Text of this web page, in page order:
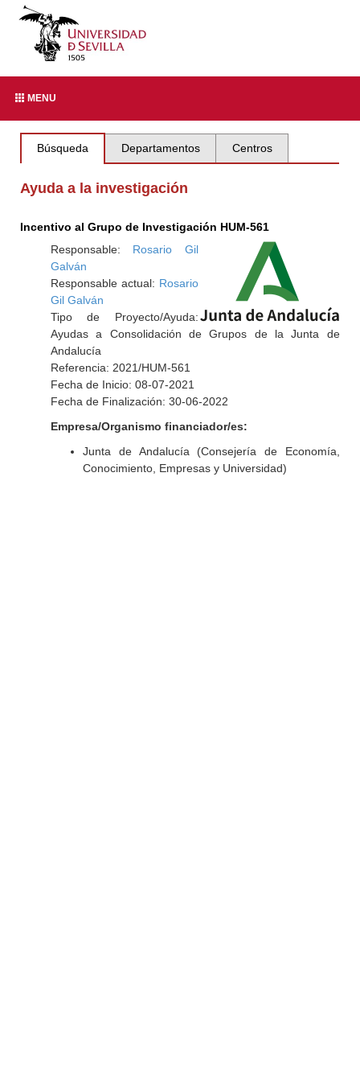
MENU
Búsqueda Departamentos Centros
Ayuda a la investigación
Incentivo al Grupo de Investigación HUM-561
Responsable: Rosario Gil
Galván
Responsable actual: Rosario
Gil Galván
Tipo de Proyecto/Ayuda:
Ayudas a Consolidación de Grupos de la Junta de
Andalucía
Referencia: 2021/HUM-561
Fecha de Inicio: 08-07-2021
Fecha de Finalización: 30-06-2022
Empresa/Organismo financiador/es:
Junta de Andalucía (Consejería de Economía,
Conocimiento, Empresas y Universidad)